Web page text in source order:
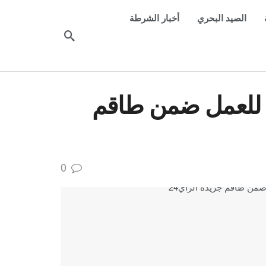
الصيد البحري أخبار الشرطة
ضمن طاقم
0